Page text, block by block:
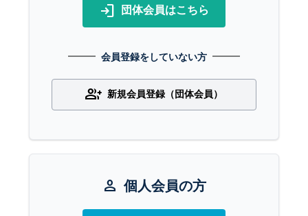
login 団体会員はこちら
会員登録をしていない方
group_add 新規会員登録（団体会員）
person 個人会員の方